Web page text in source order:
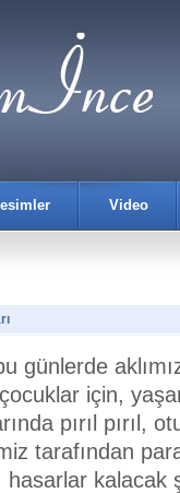
Video
günlerde
için,
pırıl pırıl,
tarafından
hasarlar